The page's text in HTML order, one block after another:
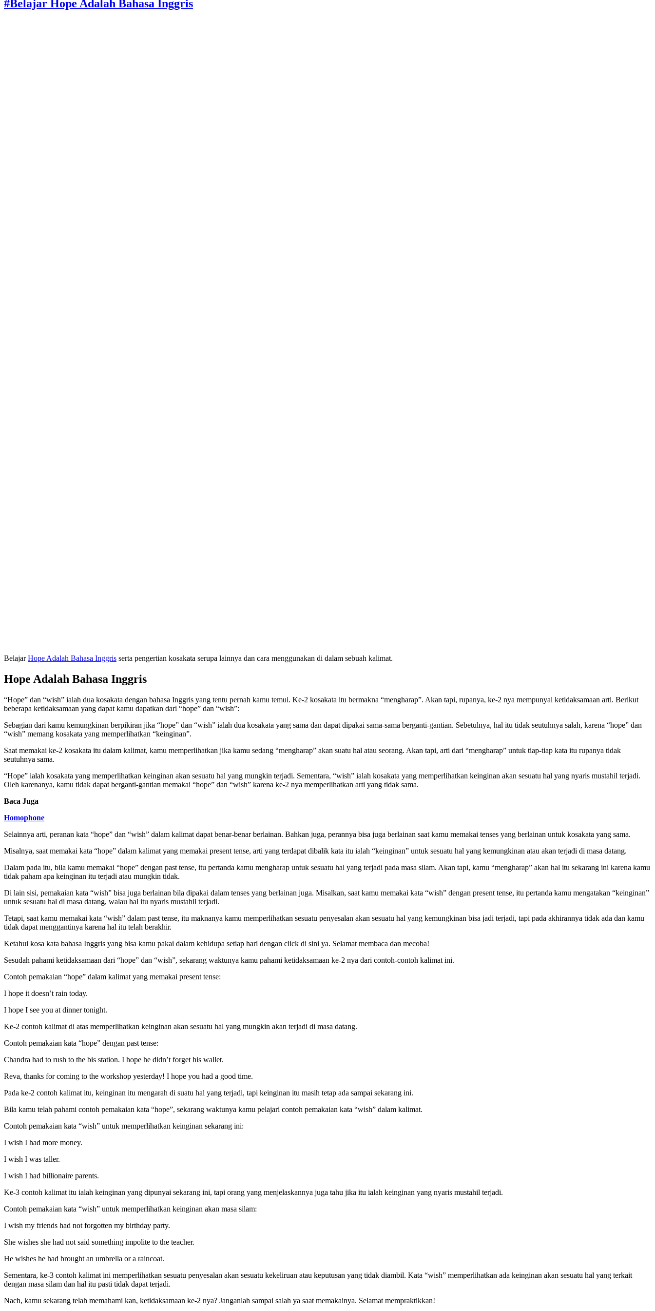
#Belajar Hope Adalah Bahasa Inggris
BelajarHope Adalah Bahasa Inggris serta pengertian kosakata serupa lainnya dan cara menggunakan di dalam sebuah kalimat.
Hope Adalah Bahasa Inggris
“Hope” dan “wish” ialah dua kosakata dengan bahasa Inggris yang tentu pernah kamu temui. Ke-2 kosakata itu bermakna “mengharap”. Akan tapi, rupanya, ke-2 nya mempunyai ketidaksamaan arti. Berikut
beberapa ketidaksamaan yang dapat kamu dapatkan dari “hope” dan “wish”:
Sebagian dari kamu kemungkinan berpikiran jika “hope” dan “wish” ialah dua kosakata yang sama dan dapat dipakai sama-sama berganti-gantian. Sebetulnya, hal itu tidak seutuhnya salah, karena “hope” dan
“wish” memang kosakata yang memperlihatkan “keinginan”.
Saat memakai ke-2 kosakata itu dalam kalimat, kamu memperlihatkan jika kamu sedang “mengharap” akan suatu hal atau seorang. Akan tapi, arti dari “mengharap” untuk tiap-tiap kata itu rupanya tidak
seutuhnya sama.
“Hope” ialah kosakata yang memperlihatkan keinginan akan sesuatu hal yang mungkin terjadi. Sementara, “wish” ialah kosakata yang memperlihatkan keinginan akan sesuatu hal yang nyaris mustahil terjadi.
Oleh karenanya, kamu tidak dapat berganti-gantian memakai “hope” dan “wish” karena ke-2 nya memperlihatkan arti yang tidak sama.
Baca Juga
Homophone
Selainnya arti, peranan kata “hope” dan “wish” dalam kalimat dapat benar-benar berlainan. Bahkan juga, perannya bisa juga berlainan saat kamu memakai tenses yang berlainan untuk kosakata yang sama.
Misalnya, saat memakai kata “hope” dalam kalimat yang memakai present tense, arti yang terdapat dibalik kata itu ialah “keinginan” untuk sesuatu hal yang kemungkinan atau akan terjadi di masa datang.
Dalam pada itu, bila kamu memakai “hope” dengan past tense, itu pertanda kamu mengharap untuk sesuatu hal yang terjadi pada masa silam. Akan tapi, kamu “mengharap” akan hal itu sekarang ini karena kamu
tidak paham apa keinginan itu terjadi atau mungkin tidak.
Di lain sisi, pemakaian kata “wish” bisa juga berlainan bila dipakai dalam tenses yang berlainan juga. Misalkan, saat kamu memakai kata “wish” dengan present tense, itu pertanda kamu mengatakan “keinginan”
untuk sesuatu hal di masa datang, walau hal itu nyaris mustahil terjadi.
Tetapi, saat kamu memakai kata “wish” dalam past tense, itu maknanya kamu memperlihatkan sesuatu penyesalan akan sesuatu hal yang kemungkinan bisa jadi terjadi, tapi pada akhirannya tidak ada dan kamu
tidak dapat menggantinya karena hal itu telah berakhir.
Ketahui kosa kata bahasa Inggris yang bisa kamu pakai dalam kehidupa setiap hari dengan click di sini ya. Selamat membaca dan mecoba!
Sesudah pahami ketidaksamaan dari “hope” dan “wish”, sekarang waktunya kamu pahami ketidaksamaan ke-2 nya dari contoh-contoh kalimat ini.
Contoh pemakaian “hope” dalam kalimat yang memakai present tense:
I hope it doesn’t rain today.
I hope I see you at dinner tonight.
Ke-2 contoh kalimat di atas memperlihatkan keinginan akan sesuatu hal yang mungkin akan terjadi di masa datang.
Contoh pemakaian kata “hope” dengan past tense:
Chandra had to rush to the bis station. I hope he didn’t forget his wallet.
Reva, thanks for coming to the workshop yesterday! I hope you had a good time.
Pada ke-2 contoh kalimat itu, keinginan itu mengarah di suatu hal yang terjadi, tapi keinginan itu masih tetap ada sampai sekarang ini.
Bila kamu telah pahami contoh pemakaian kata “hope”, sekarang waktunya kamu pelajari contoh pemakaian kata “wish” dalam kalimat.
Contoh pemakaian kata “wish” untuk memperlihatkan keinginan sekarang ini:
I wish I had more money.
I wish I was taller.
I wish I had billionaire parents.
Ke-3 contoh kalimat itu ialah keinginan yang dipunyai sekarang ini, tapi orang yang menjelaskannya juga tahu jika itu ialah keinginan yang nyaris mustahil terjadi.
Contoh pemakaian kata “wish” untuk memperlihatkan keinginan akan masa silam:
I wish my friends had not forgotten my birthday party.
She wishes she had not said something impolite to the teacher.
He wishes he had brought an umbrella or a raincoat.
Sementara, ke-3 contoh kalimat ini memperlihatkan sesuatu penyesalan akan sesuatu kekeliruan atau keputusan yang tidak diambil. Kata “wish” memperlihatkan ada keinginan akan sesuatu hal yang terkait
dengan masa silam dan hal itu pasti tidak dapat terjadi.
Nach, kamu sekarang telah memahami kan, ketidaksamaan ke-2 nya? Janganlah sampai salah ya saat memakainya. Selamat mempraktikkan!